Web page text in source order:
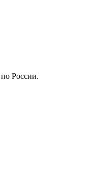
России.